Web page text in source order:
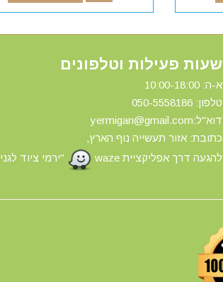
שעות פעילות וטלפונים
א-ה: 10:00-18:00
טלפון: 0 50-5558186
דוא"ל:yermigan@gmail.com
כתובת: אזור תעשייה נוף הארץ,
להגעה דרך אפליקציית waze
"ירמי ציוד